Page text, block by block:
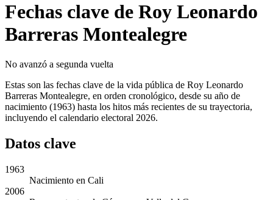
Fechas clave de Roy Leonardo
Barreras Montealegre
No avanzó a segunda vuelta
Estas son las fechas clave de la vida pública de Roy Leonardo
Barreras Montealegre, en orden cronológico, desde su año de
nacimiento (1963) hasta los hitos más recientes de su trayectoria,
incluyendo el calendario electoral 2026.
Datos clave
1963
Nacimiento en Cali
2006